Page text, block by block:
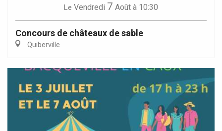
Le Vendredi 7 Août à 10:30
Concours de châteaux de sable
Quiberville